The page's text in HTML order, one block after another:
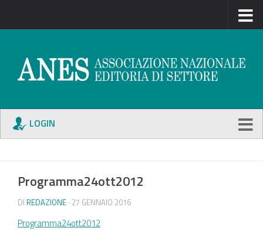
LOGIN
Programma24ott2012
DI REDAZIONE · 27 GENNAIO 2016
Programma24ott2012